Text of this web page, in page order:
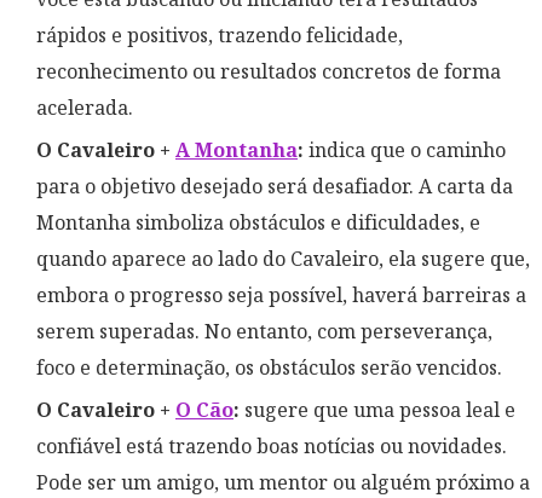
rápidos e positivos, trazendo felicidade,
reconhecimento ou resultados concretos de forma
acelerada.
O Cavaleiro + A Montanha: indica que o caminho
para o objetivo desejado será desafiador. A carta da
Montanha simboliza obstáculos e dificuldades, e
quando aparece ao lado do Cavaleiro, ela sugere que,
embora o progresso seja possível, haverá barreiras a
serem superadas. No entanto, com perseverança,
foco e determinação, os obstáculos serão vencidos.
O Cavaleiro + O Cão: sugere que uma pessoa leal e
confiável está trazendo boas notícias ou novidades.
Pode ser um amigo, um mentor ou alguém próximo a